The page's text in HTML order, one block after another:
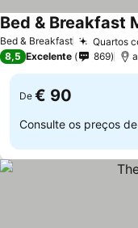
Bed & Breakfast Quartos
Bed & Breakfast
8,5 Excelente 869
De € 90
Consulte os preços de